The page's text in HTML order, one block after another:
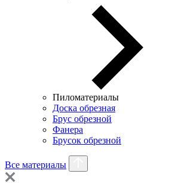
Пиломатериалы
Доска обрезная
Брус обрезной
Фанера
Брусок обрезной
Все материалы